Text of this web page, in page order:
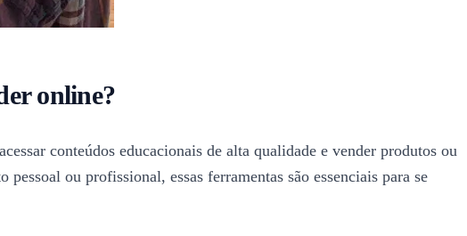
online?
conteúdos educacionais de alta qualidade e vender produtos ou
ou profissional, essas ferramentas são essenciais para se